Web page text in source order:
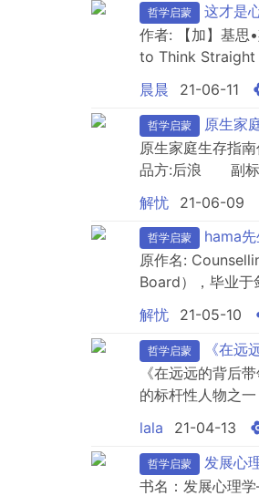
哲学启蒙
这才是
作者: 【加】基思
to Think Straight
元装帧: 平装丛
充斥着心理操控
晨晨 21-06-11
哲学启蒙
原生家
原生家庭生存指
品方:后浪 副标
SURVIVE
平装
解忧 21-06-09
哲学启蒙
hama
原作名:
Board），毕业于
和临床实践者。
科书。本书是他最
解忧 21-05-10
哲学启蒙
《在
《在远远的背后
的标杆性人物之
孩子进行有效沟
洞察力与缜密的
子不去伤害，也教
lala 21-04-13
哲学启蒙
发展心
书名：发展心理